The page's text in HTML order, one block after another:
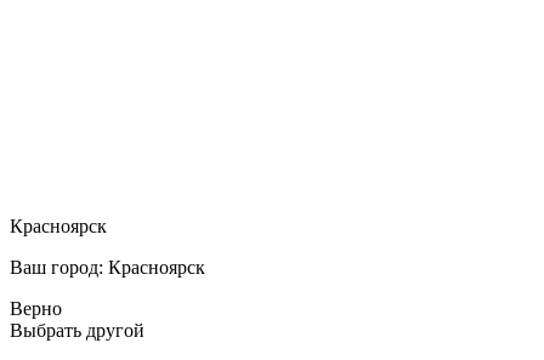
Красноярск
Ваш город: Красноярск
Верно
Выбрать другой